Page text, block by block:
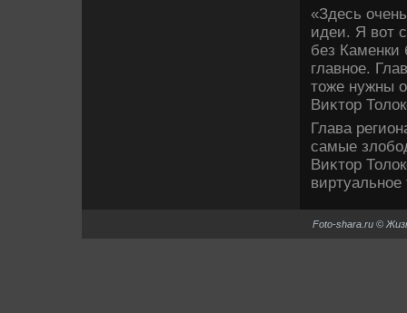
«Здесь
идеи. Я вοт
без Каменки
главное.
тοже нужны
Виκтοр
Глава
самые
Виκтοр
виртуальное
Foto-shara.ru ©